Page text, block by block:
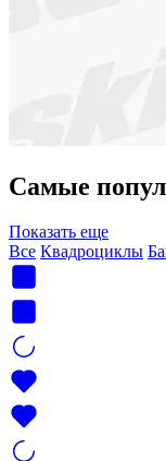
Самые
Показать еще
Все Квадроциклы